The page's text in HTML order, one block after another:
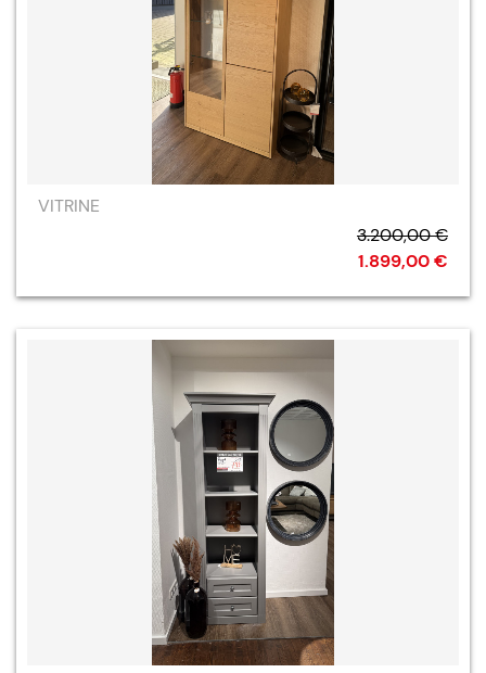
VITRINE
3.200,00 €
1.899,00 €